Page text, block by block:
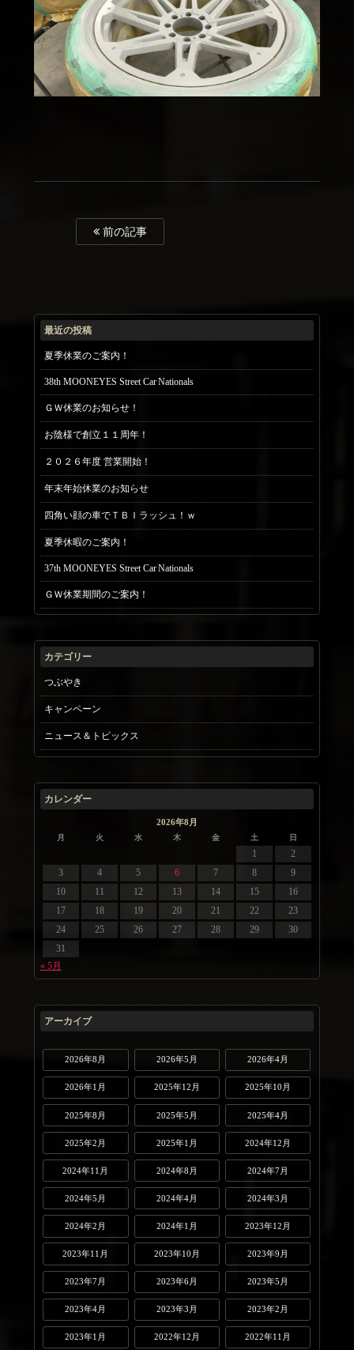
前の記事
最近の投稿
夏季休業のご案内！
38th MOONEYES Street Car Nationals
ＧＷ休業のお知らせ！
お陰様で創立１１周年！
２０２６年度 営業開始！
年末年始休業のお知らせ
四角い顔の車でＴＢＩラッシュ！ｗ
夏季休暇のご案内！
37th MOONEYES Street Car Nationals
ＧＷ休業期間のご案内！
カテゴリー
つぶやき
キャンペーン
ニュース＆トピックス
カレンダー
2026年8月
月 火 水 木 金 土 日
1
2
3
4 5 6 7 8
9
10
11 12 13 14 15
16
17
18 19 20 21 22
23
24
25 26 27 28 29
30
31
« 5月
アーカイブ
2026年8月 2026年5月 2026年4月
2026年1月 2025年12月 2025年10月
2025年8月 2025年5月 2025年4月
2025年2月 2025年1月 2024年12月
2024年11月 2024年8月 2024年7月
2024年5月 2024年4月 2024年3月
2024年2月 2024年1月 2023年12月
2023年11月 2023年10月 2023年9月
2023年7月 2023年6月 2023年5月
2023年4月 2023年3月 2023年2月
2023年1月 2022年12月 2022年11月